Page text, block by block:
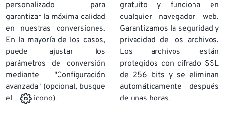
personalizado para
garantizar la máxima calidad
en nuestras conversiones.
En la mayoría de los casos,
puede ajustar los
parámetros de conversión
mediante "Configuración
avanzada" (opcional, busque
el...
icono).
gratuito y funciona en
cualquier navegador web.
Garantizamos la seguridad y
privacidad de los archivos.
Los archivos están
protegidos con cifrado SSL
de 256 bits y se eliminan
automáticamente después
de unas horas.